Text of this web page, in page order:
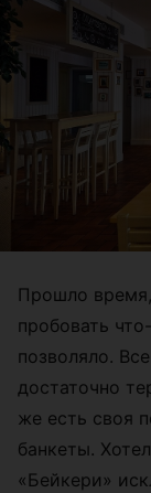
Прошло
пробовать
позволяло.
достаточно
же есть своя
банкеты.
«Бейкери»